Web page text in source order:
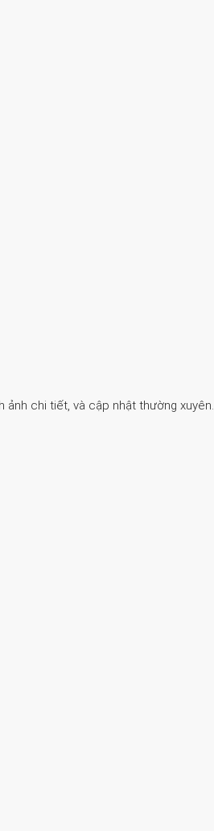
ảnh chi tiết, và cập nhật thường xuyên.